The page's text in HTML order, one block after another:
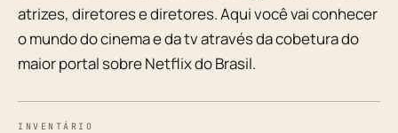
atrizes, diretores e diretores. Aqui você vai conhecer
o mundo do cinema e da tv através da cobetura do
maior portal sobre Netflix do Brasil.
INVENTÁRIO